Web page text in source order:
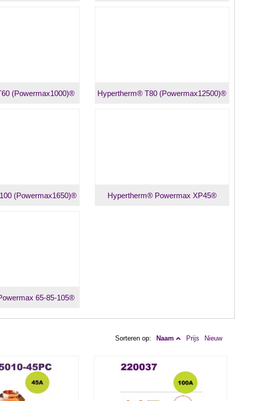
(Powermax1000)® Hypertherm® T80 (Powermax12500)®
(Powermax1650)® Hypertherm® Powermax XP45®
65-85-105®
Sorteren op: Naam Prijs Nieuw